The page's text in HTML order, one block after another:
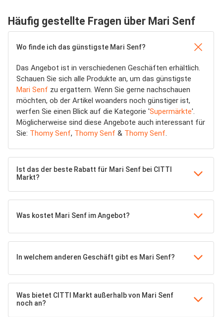
Häufig gestellte Fragen über Mari Senf
Wo finde ich das günstigste Mari Senf?
Das Angebot ist in verschiedenen Geschäften erhältlich.
Schauen Sie sich alle Produkte an, um das günstigste
Mari Senf zu ergattern. Wenn Sie gerne nachschauen
möchten, ob der Artikel woanders noch günstiger ist,
werfen Sie einen Blick auf die Kategorie 'Supermärkte'.
Möglicherweise sind diese Angebote auch interessant für
Sie: Thomy Senf, Thomy Senf & Thomy Senf.
Ist das der beste Rabatt für Mari Senf bei CITTI
Markt?
Was kostet Mari Senf im Angebot?
In welchem anderen Geschäft gibt es Mari Senf?
Was bietet CITTI Markt außerhalb von Mari Senf
noch an?